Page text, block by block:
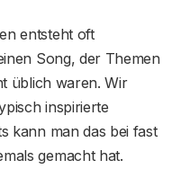
entsteht oft
Song, der Themen
üblich waren. Wir
inspirierte
kann man das bei fast
gemacht hat.